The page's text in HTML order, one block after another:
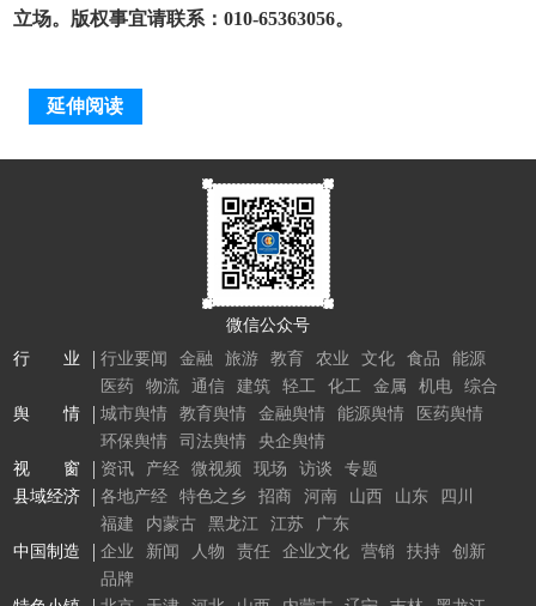
立场。版权事宜请联系：010-65363056。
延伸阅读
微信公众号
行 业
行业要闻 金融 旅游 教育 农业 文化 食品
能源
医药
物流 通信 建筑 轻工 化工 金属 机电
综合
舆 情
城市舆情 教育舆情 金融舆情 能源舆情
医药舆情
环保舆情
司法舆情
央企舆情
视 窗
资讯 产经 微视频 现场 访谈
专题
县域经济
各地产经 特色之乡 招商 河南 山西 山东
四川
福建
内蒙古 黑龙江 江苏
广东
中国制造
企业 新闻 人物 责任 企业文化 营销 扶持
创新
品牌